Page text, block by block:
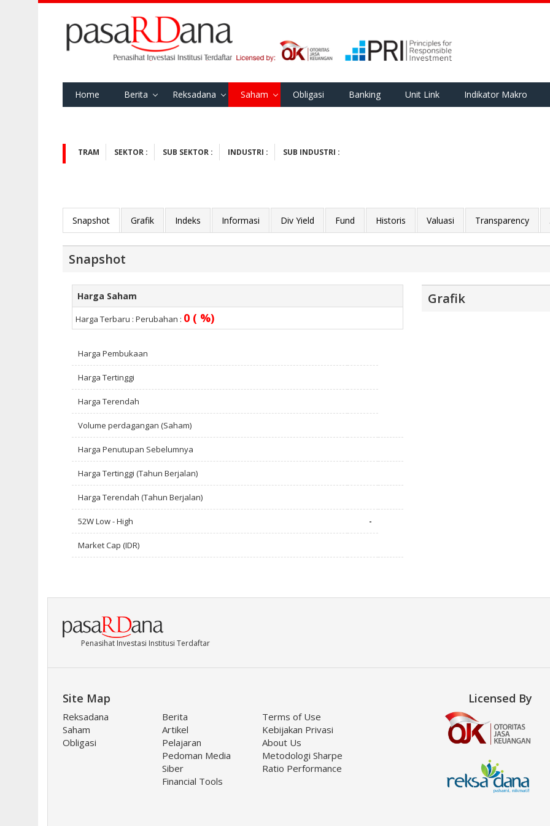
Home Berita Reksadana Saham Obligasi Banking Unit Link Indikator Makro
TRAM SEKTOR : SUB SEKTOR : INDUSTRI : SUB INDUSTRI :
Snapshot Grafik Indeks Informasi Div Yield Fund Historis Valuasi Transparency
Snapshot
Harga Saham
Harga Terbaru : Perubahan : 0 ( %)
Harga Pembukaan
Harga Tertinggi
Harga Terendah
Volume perdagangan (Saham)
Harga Penutupan Sebelumnya
Harga Tertinggi (Tahun Berjalan)
Harga Terendah (Tahun Berjalan)
52W Low - High -
Market Cap (IDR)
Grafik
Penasihat Investasi Institusi Terdaftar
Site Map
Reksadana
Saham
Obligasi
Berita
Artikel
Pelajaran
Pedoman Media
Siber
Financial Tools
Terms of Use
Kebijakan Privasi
About Us
Metodologi Sharpe
Ratio Performance
Licensed By